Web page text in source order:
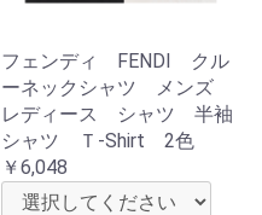
フェンディ FENDI クル
ーネックシャツ メンズ
レディース シャツ 半袖
シャツ Ｔ-Shirt 2色
￥6,048